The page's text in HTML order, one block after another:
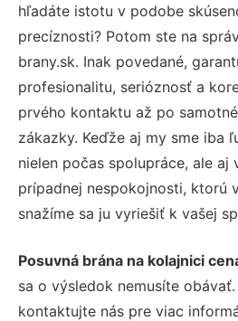
hľadáte istotu v podobe
precíznosti? Potom ste na
brany.sk. Inak povedané,
profesionalitu, serióznosť a
prvého kontaktu až po
zákazky. Keďže aj my sme iba
nielen počas spolupráce, ale aj
prípadnej nespokojnosti, ktorú
snažíme sa ju vyriešiť k vašej
Posuvná brána na kolajnici
sa o výsledok nemusíte
kontaktujte nás pre viac